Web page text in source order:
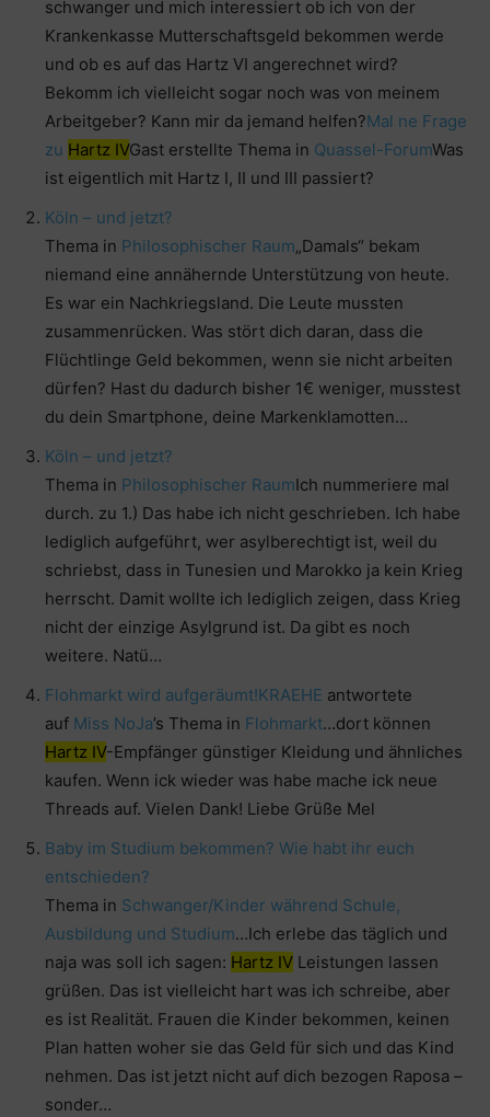
schwanger und mich interessiert ob ich von der
Krankenkasse Mutterschaftsgeld bekommen werde
und ob es auf das Hartz VI angerechnet wird?
Bekomm ich vielleicht sogar noch was von meinem
Arbeitgeber? Kann mir da jemand helfen?Mal ne Frage
zu Hartz IVGast erstellte Thema in Quassel-ForumWas
ist eigentlich mit Hartz I, II und III passiert?
Köln – und jetzt?
Thema in Philosophischer Raum„Damals“ bekam
niemand eine annähernde Unterstützung von heute.
Es war ein Nachkriegsland. Die Leute mussten
zusammenrücken. Was stört dich daran, dass die
Flüchtlinge Geld bekommen, wenn sie nicht arbeiten
dürfen? Hast du dadurch bisher 1€ weniger, musstest
du dein Smartphone, deine Markenklamotten…
Köln – und jetzt?
Thema in Philosophischer RaumIch nummeriere mal
durch. zu 1.) Das habe ich nicht geschrieben. Ich habe
lediglich aufgeführt, wer asylberechtigt ist, weil du
schriebst, dass in Tunesien und Marokko ja kein Krieg
herrscht. Damit wollte ich lediglich zeigen, dass Krieg
nicht der einzige Asylgrund ist. Da gibt es noch
weitere. Natü…
Flohmarkt wird aufgeräumt!KRAEHE antwortete
auf Miss NoJa’s Thema in Flohmarkt…dort können
Hartz IV-Empfänger günstiger Kleidung und ähnliches
kaufen. Wenn ick wieder was habe mache ick neue
Threads auf. Vielen Dank! Liebe Grüße Mel
Baby im Studium bekommen? Wie habt ihr euch
entschieden?
Thema in Schwanger/Kinder während Schule,
Ausbildung und Studium…Ich erlebe das täglich und
naja was soll ich sagen: Hartz IV Leistungen lassen
grüßen. Das ist vielleicht hart was ich schreibe, aber
es ist Realität. Frauen die Kinder bekommen, keinen
Plan hatten woher sie das Geld für sich und das Kind
nehmen. Das ist jetzt nicht auf dich bezogen Raposa –
sonder…